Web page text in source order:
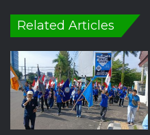
Related Articles